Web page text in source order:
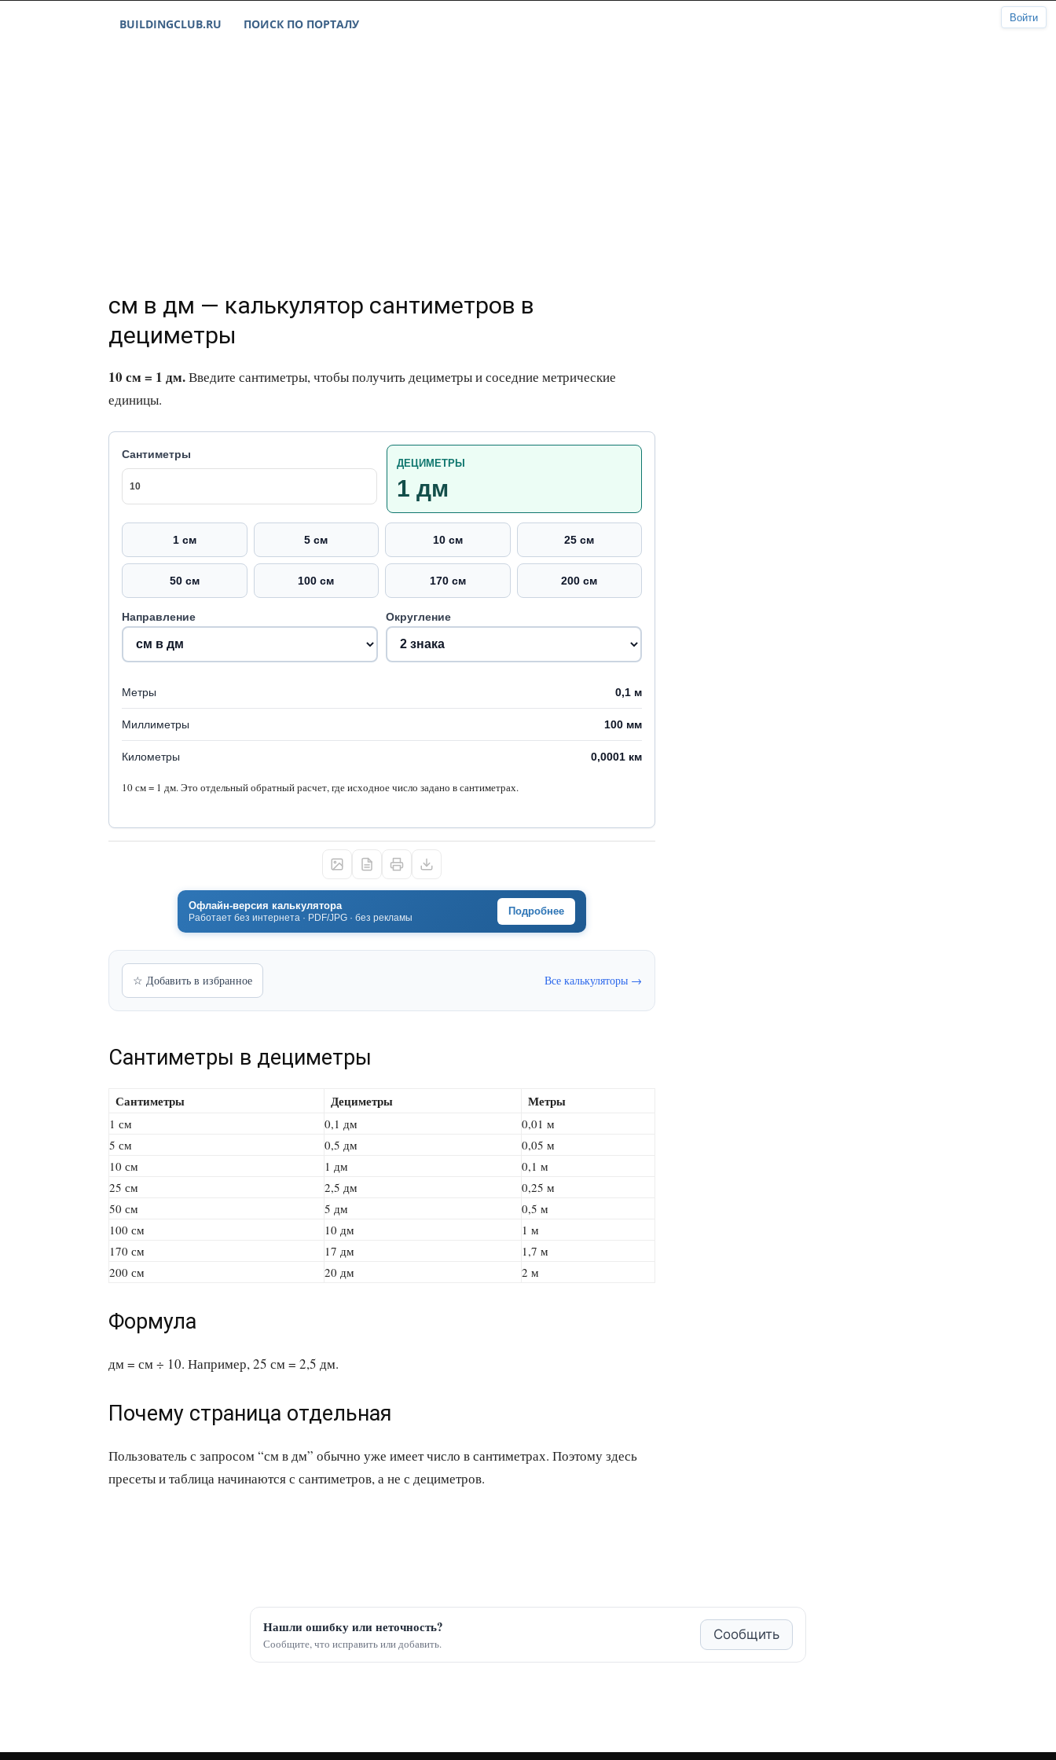
BUILDINGCLUB.RU ПОИСК ПО ПОРТАЛУ
см в дм — калькулятор сантиметров в
дециметры
10 см = 1 дм.Введите сантиметры, чтобы получить дециметры и соседние метрические
единицы.
Сантиметры
ДЕЦИМЕТРЫ
1 дм
1 см 5 см 10 см 25 см
50 см 100 см 170 см 200 см
Направление Округление
Метры 0,1 м
Миллиметры 100 мм
Километры 0,0001 км
10 см = 1 дм. Это отдельный обратный расчет, где исходное число задано в сантиметрах.
Офлайн-версия калькулятора
Работает без интернета · PDF/JPG · без рекламы
Подробнее
☆ Добавить в избранное Все калькуляторы →
Сантиметры в дециметры
Сантиметры Дециметры Метры
1 см 0,1 дм
0,01 м
5 см
0,5 дм
0,05 м
10 см
1 дм
0,1 м
25 см
2,5 дм
0,25 м
50 см
5 дм
0,5 м
100 см
10 дм
1 м
170 см
17 дм
1,7 м
200 см
20 дм 2 м
Формула
дм = см ÷ 10. Например, 25 см = 2,5 дм.
Почему страница отдельная
Пользователь с запросом “см в дм” обычно уже имеет число в сантиметрах. Поэтому здесь
пресеты и таблица начинаются с сантиметров, а не с дециметров.
Нашли ошибку или неточность?
Сообщите, что исправить или добавить.
Сообщить
Войти